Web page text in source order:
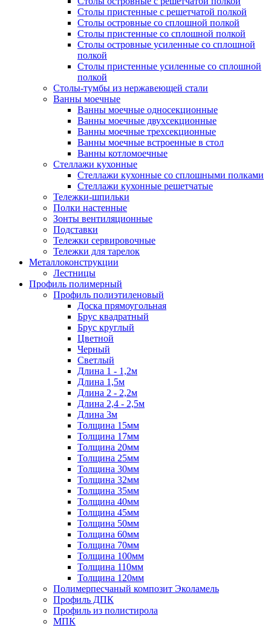
Столы пристенные с решетчатой полкой
Столы островные со сплошной полкой
Столы пристенные со сплошной полкой
Столы островные усиленные со сплошной
полкой
Столы пристенные усиленные со сплошной
полкой
Столы-тумбы из нержавеющей стали
Ванны моечные
Ванны моечные односекционные
Ванны моечные двухсекционные
Ванны моечные трехсекционные
Ванны моечные встроенные в стол
Ванны котломоечные
Стеллажи кухонные
Стеллажи кухонные со сплошными полками
Стеллажи кухонные решетчатые
Тележки-шпильки
Полки настенные
Зонты вентиляционные
Подставки
Тележки сервировочные
Тележки для тарелок
Металлоконструкции
Лестницы
Профиль полимерный
Профиль полиэтиленовый
Доска прямоугольная
Брус квадратный
Брус круглый
Цветной
Черный
Светлый
Длина 1 - 1,2м
Длина 1,5м
Длина 2 - 2,2м
Длина 2,4 - 2,5м
Длина 3м
Толщина 15мм
Толщина 17мм
Толщина 20мм
Толщина 25мм
Толщина 30мм
Толщина 32мм
Толщина 35мм
Толщина 40мм
Толщина 45мм
Толщина 50мм
Толщина 60мм
Толщина 70мм
Толщина 100мм
Толщина 110мм
Толщина 120мм
Полимерпесчаный композит Эколамель
Профиль ДПК
Профиль из полистирола
МПК